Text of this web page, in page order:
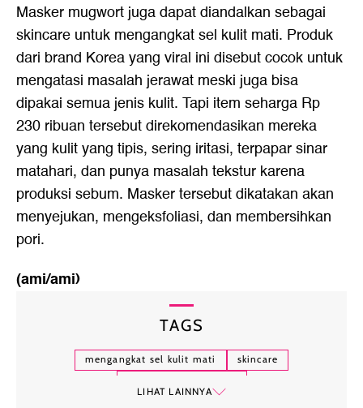
Masker mugwort juga dapat diandalkan sebagai
skincare untuk mengangkat sel kulit mati. Produk
dari brand Korea yang viral ini disebut cocok untuk
mengatasi masalah jerawat meski juga bisa
dipakai semua jenis kulit. Tapi item seharga Rp
230 ribuan tersebut direkomendasikan mereka
yang kulit yang tipis, sering iritasi, terpapar sinar
matahari, dan punya masalah tekstur karena
produksi sebum. Masker tersebut dikatakan akan
menyejukan, mengeksfoliasi, dan membersihkan
pori.
(ami/ami)
TAGS
mengangkat sel kulit mati
skincare
LIHAT LAINNYA